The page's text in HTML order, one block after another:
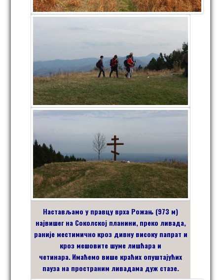
Настављамо у правцу врха Рожањ (973 м)
највишег на Соколској планини, преко ливада,
раније местимично кроз дивну високу папрат и
кроз мешовите шуме лишћара и
четинара.Имаћемо више краћих опуштајућих
пауза на пространим ливадама дуж стазе.